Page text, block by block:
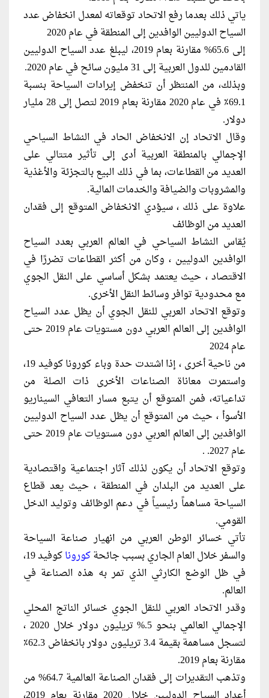
ياتي ذلك بعدما رفع الاتحاد توقعاته لمعدل انخفاض عدد
السياح الدوليين الوافدين إلى المنطقة في عام 2020
إلى 65.6% مقارنة بعام 2019، ليبلغ عدد السياح الدوليين
القادمين للدول العربية إلى 31 مليون سائح في عام 2020.
وبذلك، من المنتظر أن تنخفض إيرادات السياحة بنسبة
69.1٪ في عام 2020 مقارنة بعام 2019 لتصل إلى 28 مليار
دولار.
وقال الاتحاد إن الانخفاض الحاد في النشاط السياحي
الإجمالي بالمنطقة العربية أدى إلى تأثير متتالي على
العديد من القطاعات، بما في ذلك البيع بالتجزئة والأغذية
والمشروبات والضيافة والخدمات المالية.
علاوة على ذلك ، سيؤدي الانخفاض المتوقع إلى فقدان
العديد من الوظائف
يُقاس النشاط السياحي في العالم العربي بعدد السياح
الوافدين الدوليين ، وكان من أكثر القطاعات تضررًا في
الاقتصاد ، حيث يعتمد بشكل أساسي على النقل الجوي
مع محدودية توافر وسائط النقل الأخرى.
وتوقع الاتحاد العربي للنقل الجوي أن يظل عدد السياح
الوافدين إلى العالم العربي دون مستويات عام 2019 حتى
عام 2024
من ناحية أخرى ، إذا اشتدت حدة وباء كورونا كوفيد 19،
واستمرت معاناة الصناعات الأخرى ذات الصلة من
تداعياته، فمن المتوقع أن يتبع مسار التعافي السيناريو
الأسوأ ، حيث من المتوقع أن يظل عدد السياح الدوليين
الوافدين إلى العالم العربي دون مستويات عام 2019 حتى
عام 2027. .
وتوقع الاتحاد أن يكون لذلك آثار اجتماعية واقتصادية
على العديد من البلدان في المنطقة ، حيث يعد قطاع
السياحة مساهماً رئيسياً في دعم الوظائف وتوليد الدخل
القومي.
تأتي خسائر الوطن العربي من انهيار صناعة السياحة
والسفر خلال العام الجاري بسبب جائحةكورونا
كوفيد 19،
في ظل الوضع الكارثي الذي تمر به هذه الصناعة في
العالم.
وقدر الاتحاد العربي للنقل الجوي خسائر الناتج المحلي
الإجمالي العالمي بنحو 5.% تريليون دولار خلال 2020 ،
لتسجل مساهمة بقيمة 3.4 تريليون دولار بانخفاض 62.3٪
مقارنة بعام 2019.
وتذهب التقديرات إلى فقدان الصناعة العالمية 64.7% من